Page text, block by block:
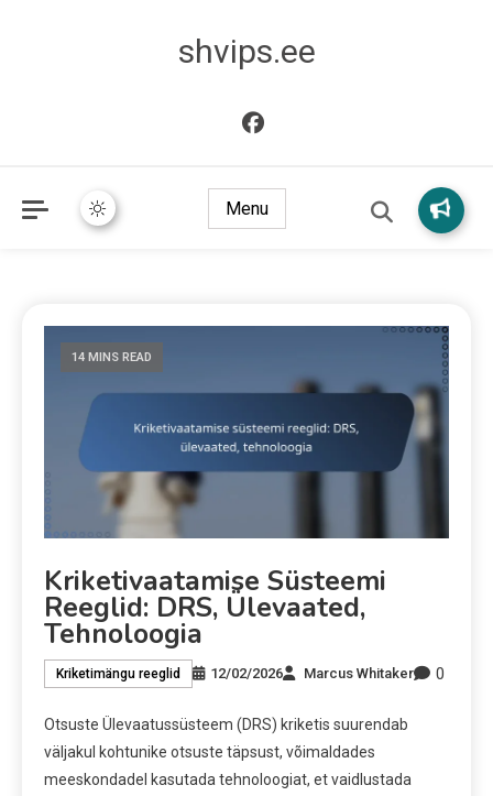
shvips.ee
Menu
14 MINS READ
Kriketivaatamise Süsteemi
Reeglid: DRS, Ülevaated,
Tehnoloogia
Kriketimängu reeglid 12/02/2026 Marcus Whitaker 0
Otsuste Ülevaatussüsteem (DRS) kriketis suurendab
väljakul kohtunike otsuste täpsust, võimaldades
meeskondadel kasutada tehnoloogiat, et vaidlustada